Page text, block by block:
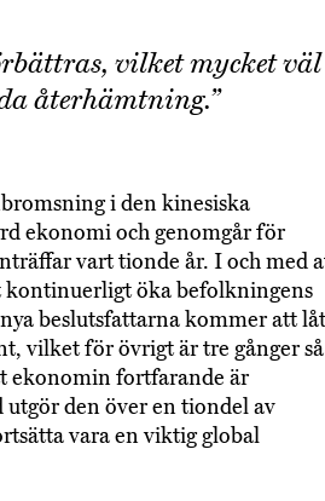
vilket mycket
återhämtning.”
i den kinesiska
ekonomi och genomgår för
vart tionde år. I och med
öka befolkningens
beslutsfattarna kommer att
vilket för övrigt är tre gånger så
ekonomin fortfarande är
den över en tiondel av
vara en viktig global